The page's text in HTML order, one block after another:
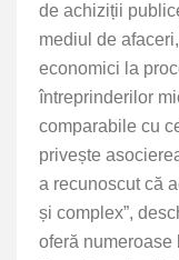
de achiziții
mediul de
economici la
întreprinderilor
comparabile cu
privește
a recunoscut că
și complex”,
oferă numeroase